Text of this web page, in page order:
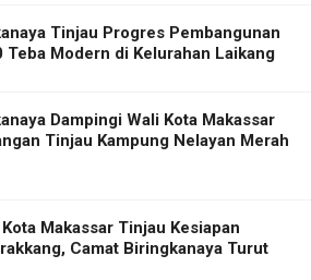
Tinjau Progres Pembangunan
Teba Modern di Kelurahan Laikang
Dampingi Wali Kota Makassar
Tinjau Kampung Nelayan Merah
Makassar Tinjau Kesiapan
Camat Biringkanaya Turut